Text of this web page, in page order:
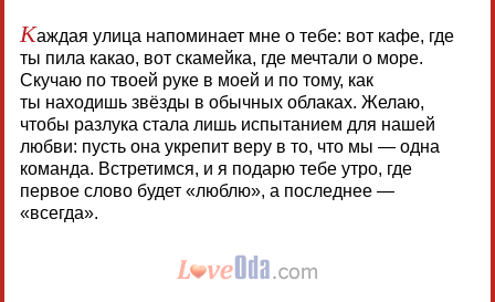
Каждая улица напоминает мне о тебе: вот кафе, где
ты пила какао, вот скамейка, где мечтали о море.
Скучаю по твоей руке в моей и по тому, как
ты находишь звёзды в обычных облаках. Желаю,
чтобы разлука стала лишь испытанием для нашей
любви: пусть она укрепит веру в то, что мы — одна
команда. Встретимся, и я подарю тебе утро, где
первое слово будет «люблю», а последнее —
«всегда».